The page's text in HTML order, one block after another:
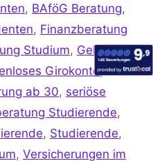
, BAföG Beratung,
, Finanzberatung
Studium, Geld
Girokonto,
ab 30, seriöse
Studierende,
, Studierende,
, Versicherungen im